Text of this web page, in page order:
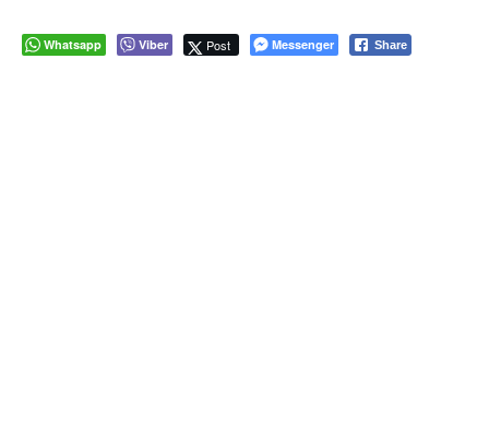
Whatsapp Viber Post Messenger Share